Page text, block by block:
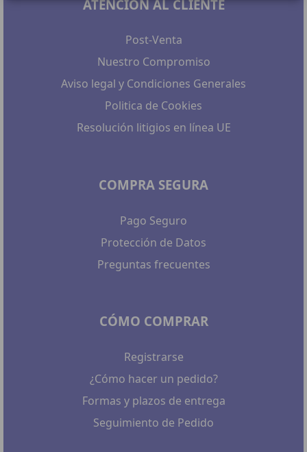
ATENCIÓN AL CLIENTE
Post-Venta
Nuestro Compromiso
Aviso legal y Condiciones Generales
Politica de Cookies
Resolución litigios en línea UE
COMPRA SEGURA
Pago Seguro
Protección de Datos
Preguntas frecuentes
CÓMO COMPRAR
Registrarse
¿Cómo hacer un pedido?
Formas y plazos de entrega
Seguimiento de Pedido